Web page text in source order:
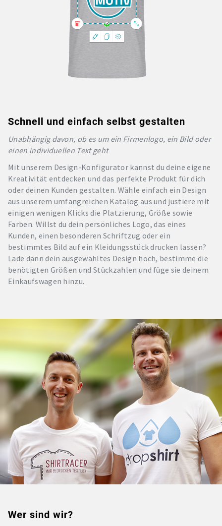
Schnell und einfach selbst gestalten
Unabhängig davon, ob es um ein Firmenlogo, ein Bild oder
einen individuellen Text geht
Mit unserem Design-Konfigurator kannst du deine eigene
Kreativität entdecken und das perfekte Produkt für dich
oder deinen Kunden gestalten. Wähle einfach ein Design
aus unserem umfangreichen Katalog aus und justiere mit
einigen wenigen Klicks die Platzierung, Größe sowie
Farben. Willst du dein persönliches Logo, das eines
Kunden, einen besonderen Schriftzug oder ein
bestimmtes Bild auf ein Kleidungsstück drucken lassen?
Lade dann dein ausgewähltes Design hoch, bestimme die
benötigten Größen und Stückzahlen und füge sie deinem
Einkaufswagen hinzu.
Wer sind wir?